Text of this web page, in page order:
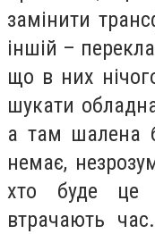
замінити
іншій –
що в них
шукати
а там шалена
немає,
хто буде це
втрачають